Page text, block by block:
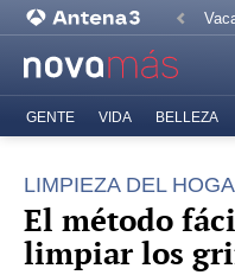
GENTE VIDA BELLEZA
LIMPIEZA DEL
El método
limpiar los